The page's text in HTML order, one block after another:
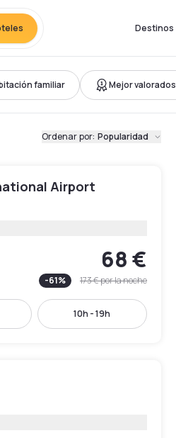
Destinos
familiar Mejor valorados
Ordenar por: Popularidad
Airport
68 €
-61% 173 €por la noche
10h - 19h